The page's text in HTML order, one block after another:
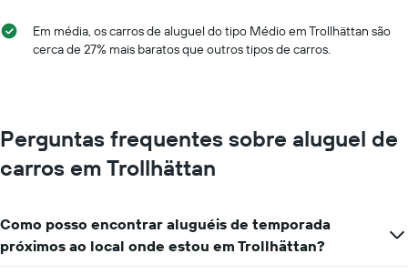
Em média, os carros de aluguel do tipo Médio em Trollhättan são
cerca de 27% mais baratos que outros tipos de carros.
Perguntas frequentes sobre aluguel de
carros em Trollhättan
Como posso encontrar aluguéis de temporada
próximos ao local onde estou em Trollhättan?